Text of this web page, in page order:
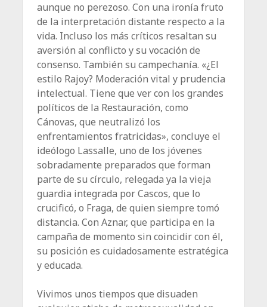
aunque no perezoso. Con una ironía fruto
de la interpretación distante respecto a la
vida. Incluso los más críticos resaltan su
aversión al conflicto y su vocación de
consenso. También su campechanía. «¿El
estilo Rajoy? Moderación vital y prudencia
intelectual. Tiene que ver con los grandes
políticos de la Restauración, como
Cánovas, que neutralizó los
enfrentamientos fratricidas», concluye el
ideólogo Lassalle, uno de los jóvenes
sobradamente preparados que forman
parte de su círculo, relegada ya la vieja
guardia integrada por Cascos, que lo
crucificó, o Fraga, de quien siempre tomó
distancia. Con Aznar, que participa en la
campaña de momento sin coincidir con él,
su posición es cuidadosamente estratégica
y educada.
Vivimos unos tiempos que disuaden